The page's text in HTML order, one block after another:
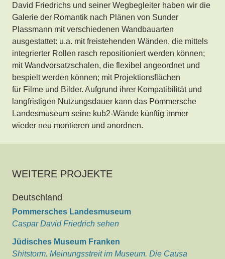
David Friedrichs und seiner Wegbegleiter haben wir die
Galerie der Romantik nach Plänen von Sunder
Plassmann mit verschiedenen Wandbauarten
ausgestattet: u.a. mit freistehenden Wänden, die mittels
integrierter Rollen rasch repositioniert werden können;
mit Wandvorsatzschalen, die flexibel angeordnet und
bespielt werden können; mit Projektionsflächen
für Filme und Bilder. Aufgrund ihrer Kompatibilität und
langfristigen Nutzungsdauer kann das Pommersche
Landesmuseum seine kub2-Wände künftig immer
wieder neu montieren und anordnen.
WEITERE PROJEKTE
Deutschland
Pommersches Landesmuseum
Caspar David Friedrich sehen
Jüdisches Museum Franken
Shitstorm. Meinungsstreit im Museum. Die Causa